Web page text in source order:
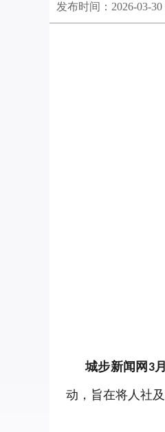
发布时间： 2026-03-30
城步新闻网 3月
动，旨在将人社